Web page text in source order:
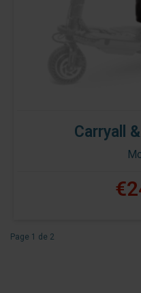
Carryall
Page 1 de 2